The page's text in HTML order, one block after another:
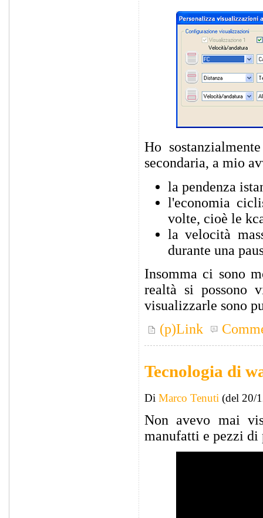
Ho
secondaria, a mio
la pendenza
l'economia
volte, cioè le
la velocità
durante una
Insomma ci sono
realtà si possono
visualizzarle sono
(p)Link
Tecnologia di
Di Marco Tenuti (del 20/
Non avevo mai
manufatti e pezzi di